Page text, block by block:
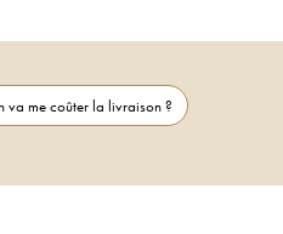
va me coûter la livraison ?